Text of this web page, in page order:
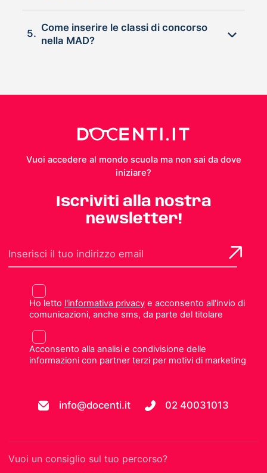
5.
Come inserire le classi di concorso
nella MAD?
Vuoi accedere al mondo scuola ma non sai da dove
iniziare?
Iscriviti alla nostra
newsletter!
Ho letto l'informativa privacye acconsento all'invio di
comunicazioni, anche sms, da parte del titolare
Acconsento alla analisi e condivisione delle
informazioni con partner terzi per motivi di marketing
info@docenti.it 02 40031013
Vuoi un consiglio sul tuo percorso?